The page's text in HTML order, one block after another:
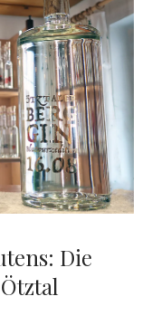
Menü
öffnen
Menü
öffnen
instagram
Die